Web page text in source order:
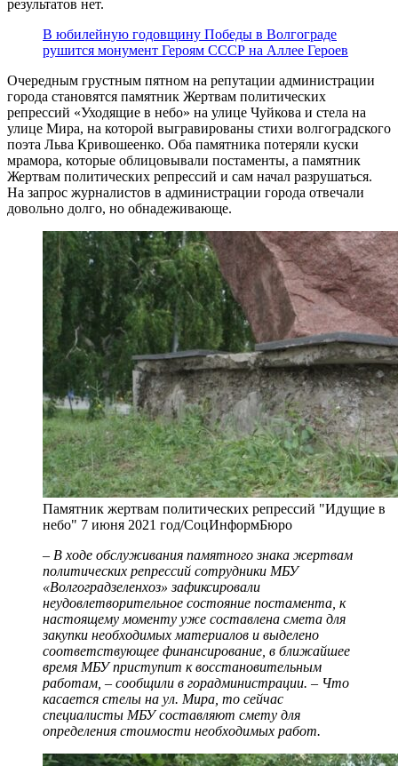
результатов нет.
В юбилейную годовщину Победы в Волгограде
рушится монумент Героям СССР на Аллее Героев
Очередным грустным пятном на репутации администрации
города становятся памятник Жертвам политических
репрессий «Уходящие в небо» на улице Чуйкова и стела на
улице Мира, на которой выгравированы стихи волгоградского
поэта Льва Кривошеенко. Оба памятника потеряли куски
мрамора, которые облицовывали постаменты, а памятник
Жертвам политических репрессий и сам начал разрушаться.
На запрос журналистов в администрации города отвечали
довольно долго, но обнадеживающе.
Памятник жертвам политических репрессий "Идущие в
небо" 7 июня 2021 год/СоцИнформБюро
– В ходе обслуживания памятного знака жертвам
политических репрессий сотрудники МБУ
«Волгоградзеленхоз» зафиксировали
неудовлетворительное состояние постамента, к
настоящему моменту уже составлена смета для
закупки необходимых материалов и выделено
соответствующее финансирование, в ближайшее
время МБУ приступит к восстановительным
работам, – сообщили в горадминистрации. – Что
касается стелы на ул. Мира, то сейчас
специалисты МБУ составляют смету для
определения стоимости необходимых работ.